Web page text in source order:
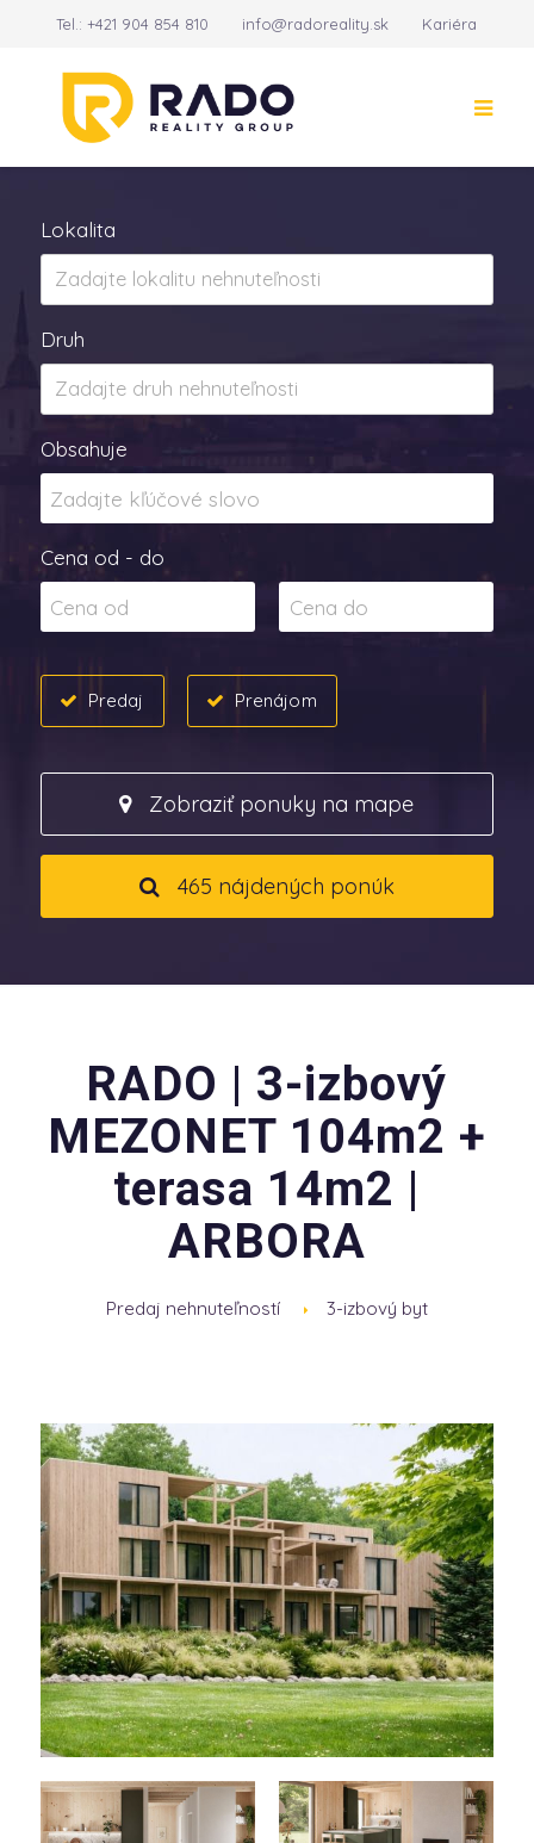
Tel.:+421 904 854 810 info@radoreality.sk Kariéra
Lokalita
Druh
Obsahuje
Cena od - do
Predaj Prenájom
Zobraziť ponuky na mape
465 nájdených ponúk
RADO | 3-izbový
MEZONET 104m2 +
terasa 14m2 |
ARBORA
Predaj nehnuteľností 3-izbový byt